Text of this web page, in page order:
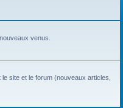
venus.
site et le forum (nouveaux articles,